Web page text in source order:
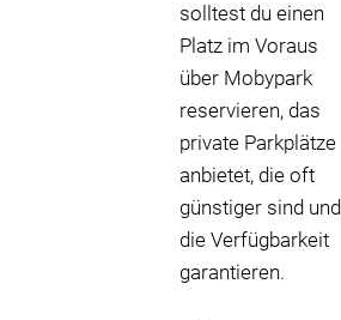
solltest du einen
Platz im Voraus
über Mobypark
reservieren, das
private Parkplätze
anbietet, die oft
günstiger sind und
die Verfügbarkeit
garantieren.